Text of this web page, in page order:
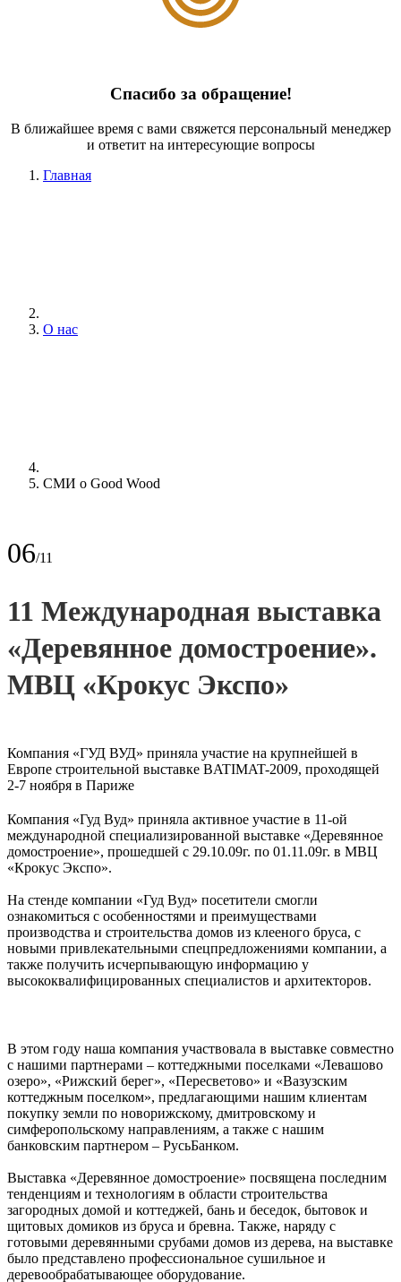
Спасибо за обращение!
В ближайшее время с вами свяжется персональный менеджер
и ответит на интересующие вопросы
Главная
О нас
СМИ о Good Wood
06/11
11 Международная выставка
«Деревянное домостроение».
МВЦ «Крокус Экспо»
Компания «ГУД ВУД» приняла участие на крупнейшей в
Европе строительной выставке BATIMAT-2009, проходящей
2-7 ноября в Париже
Компания «Гуд Вуд» приняла активное участие в 11-ой
международной специализированной выставке «Деревянное
домостроение», прошедшей с 29.10.09г. по 01.11.09г. в МВЦ
«Крокус Экспо».
На стенде компании «Гуд Вуд» посетители смогли
ознакомиться с особенностями и преимуществами
производства и строительства домов из клееного бруса, c
новыми привлекательными спецпредложениями компании, а
также получить исчерпывающую информацию у
высококвалифицированных специалистов и архитекторов.
В этом году наша компания участвовала в выставке совместно
с нашими партнерами – коттеджными поселками «Левашово
озеро», «Рижский берег», «Пересветово» и «Вазузским
коттеджным поселком», предлагающими нашим клиентам
покупку земли по новорижскому, дмитровскому и
симферопольскому направлениям, а также с нашим
банковским партнером – РусьБанком.
Выставка «Деревянное домостроение» посвящена последним
тенденциям и технологиям в области строительства
загородных домой и коттеджей, бань и беседок, бытовок и
щитовых домиков из бруса и бревна. Также, наряду с
готовыми деревянными срубами домов из дерева, на выставке
было представлено профессиональное сушильное и
деревообрабатывающее оборудование.